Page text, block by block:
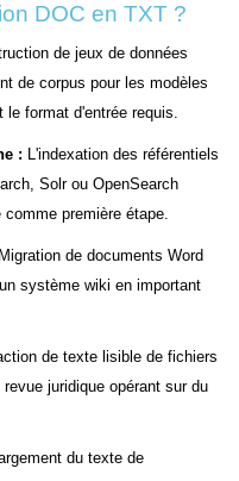
DOC en TXT ?
de jeux de données
de corpus pour les modèles
format d'entrée requis.
: L'indexation des référentiels
Solr ou OpenSearch
première étape.
Migration de documents Word
système wiki en important
de texte lisible de fichiers
juridique opérant sur du
du texte de